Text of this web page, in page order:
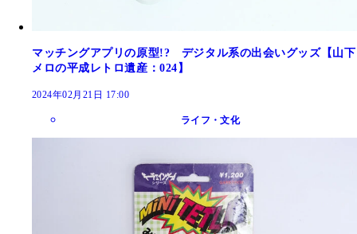
マッチングアプリの原型!? デジタル系の出会いグッズ【山下
メロの平成レトロ遺産：024】
2024年02月21日 17:00
ライフ・文化